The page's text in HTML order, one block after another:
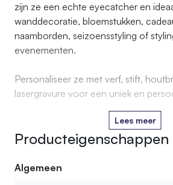
zijn ze een echte eyecatcher en
wanddecoratie, bloemstukken,
naamborden, seizoensstyling of
evenementen.
Personaliseer ze met verf, stift,
lasergravure voor een uniek en
Lees meer
Producteigenschappen
Algemeen